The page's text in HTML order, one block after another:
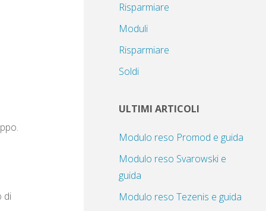
di
Risparmiare
Moduli
Risparmiare
Soldi
ULTIMI ARTICOLI
Modulo reso Promod e guida
Modulo reso Svarowski e
guida
Modulo reso Tezenis e guida